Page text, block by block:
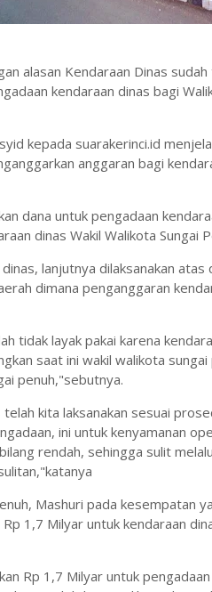
alasan Kendaraan Dinas
kendaraan dinas bagi
kepada suarakerinci.id
anggaran bagi
dana untuk pengadaan
dinas Wakil Walikota Sungai
lanjutnya dilaksanakan
dimana penganggaran
tidak layak pakai karena
saat ini wakil walikota
penuh,"sebutnya.
kita laksanakan sesuai
ini untuk kenyamanan
rendah, sehingga sulit
Mashuri pada kesempatan
1,7 Milyar untuk kendaraan
Rp 1,7 Milyar untuk